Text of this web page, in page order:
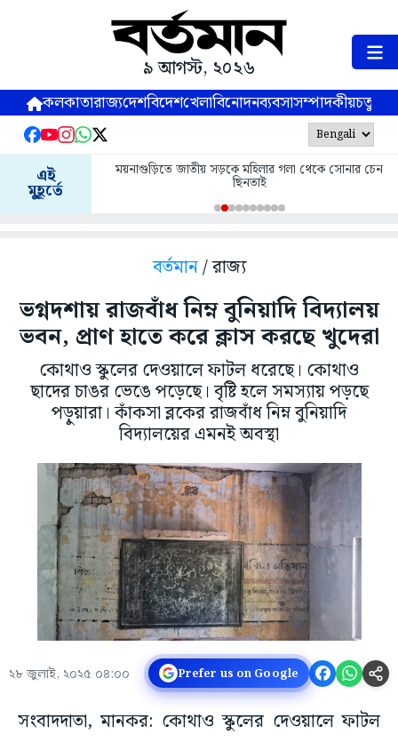
৯ আগস্ট, ২০২৬
কলকাতারাজ্যদেশবিদেশখেলাবিনোদনব্যবসাসম্পাদকীয়
এই
মুহূর্তে
ময়নাগুড়িতে জাতীয় সড়কে মহিলার গলা থেকে সোনার চেন
ছিনতাই
বর্তমান/ রাজ্য
ভগ্নদশায় রাজবাঁধ নিম্ন বুনিয়াদি বিদ্যালয়
ভবন, প্রাণ হাতে করে ক্লাস করছে খুদেরা
কোথাও স্কুলের দেওয়ালে ফাটল ধরেছে। কোথাও
ছাদের চাঙর ভেঙে পড়েছে। বৃষ্টি হলে সমস্যায় পড়ছে
পড়ুয়ারা। কাঁকসা ব্লকের রাজবাঁধ নিম্ন বুনিয়াদি
বিদ্যালয়ের এমনই অবস্থা
২৮ জুলাই, ২০২৫ ০৪:০০ Prefer us on Google
সংবাদদাতা, মানকর: কোথাও স্কুলের দেওয়ালে ফাটল